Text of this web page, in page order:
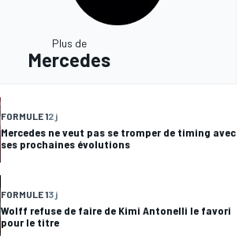
Plus de
Mercedes
FORMULE 12 j
Mercedes ne veut pas se tromper de timing avec
ses prochaines évolutions
FORMULE 13 j
Wolff refuse de faire de Kimi Antonelli le favori
pour le titre